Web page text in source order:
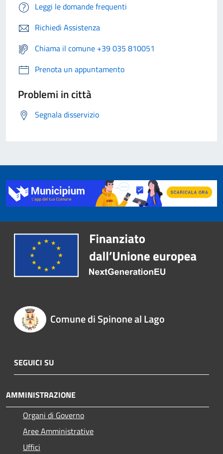
Leggi le domande frequenti
Richiedi Assistenza
Chiama il comune +39 035 810051
Prenota un appuntamento
Problemi in città
Segnala disservizio
Comune di Spinone al Lago
SEGUICI SU
AMMINISTRAZIONE
Organi di Governo
Aree Amministrative
Uffici